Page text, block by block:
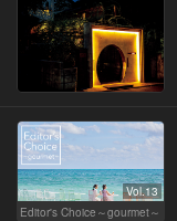
Vol.13
Editor's Choice～gourmet～